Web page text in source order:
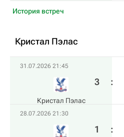
История встреч
Кристал Пэлас
31.07.2026 21:45
Кристал Пэлас
3 :
28.07.2026 21:30
1 :